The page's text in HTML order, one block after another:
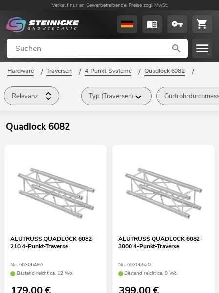
Verkauf nur an Gewerbetreibende. Preise zzgl. MwSt.
Hardware / Traversen / 4-Punkt-Systeme / Quadlock 6082 /
Relevanz Typ (Traversen)
Quadlock 6082
ALUTRUSS QUADLOCK 6082-
210 4-Punkt-Traverse
No. 6030649A
Bestand reicht ca. 12 Wo.
179,00€
ALUTRUSS QUADLOCK 6082-
3000 4-Punkt-Traverse
No. 60306520
Bestand reicht ca. 9 Wo.
399,00€